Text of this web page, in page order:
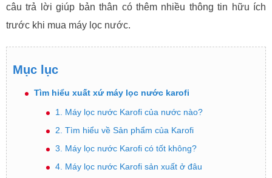
câu trả lời giúp bản thân có thêm nhiều thông tin hữu ích
trước khi mua máy lọc nước.
Mục lục
Tìm hiểu xuất xứ máy lọc nước karofi
1. Máy lọc nước Karofi của nước nào?
2. Tìm hiểu về Sản phẩm của Karofi
3. Máy lọc nước Karofi có tốt không?
4. Máy lọc nước Karofi sản xuất ở đâu